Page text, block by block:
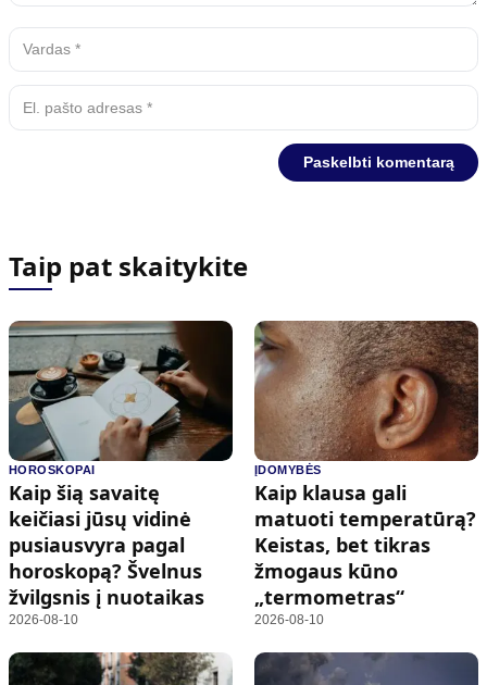
Taip pat skaitykite
HOROSKOPAI
Kaip šią savaitę
keičiasi jūsų vidinė
pusiausvyra pagal
horoskopą? Švelnus
žvilgsnis į nuotaikas
2026-08-10
ĮDOMYBĖS
Kaip klausa gali
matuoti temperatūrą?
Keistas, bet tikras
žmogaus kūno
„termometras“
2026-08-10